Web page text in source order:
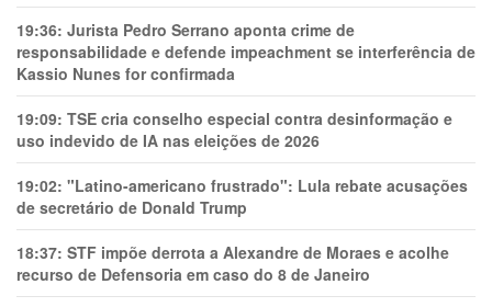
19:36: Jurista Pedro Serrano aponta crime de
responsabilidade e defende impeachment se interferência de
Kassio Nunes for confirmada
19:09: TSE cria conselho especial contra desinformação e
uso indevido de IA nas eleições de 2026
19:02: "Latino-americano frustrado": Lula rebate acusações
de secretário de Donald Trump
18:37: STF impõe derrota a Alexandre de Moraes e acolhe
recurso de Defensoria em caso do 8 de Janeiro